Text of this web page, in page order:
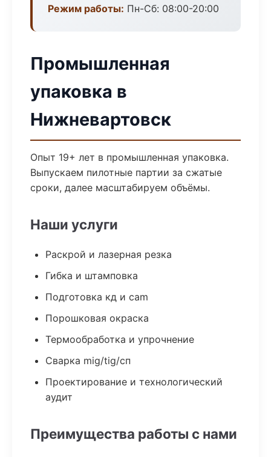
Режим работы: Пн-Сб: 08:00-20:00
Промышленная
упаковка в
Нижневартовск
Опыт 19+ лет в промышленная упаковка.
Выпускаем пилотные партии за сжатые
сроки, далее масштабируем объёмы.
Наши услуги
Раскрой и лазерная резка
Гибка и штамповка
Подготовка кд и cam
Порошковая окраска
Термообработка и упрочнение
Сварка mig/tig/сп
Проектирование и технологический
аудит
Преимущества работы с нами